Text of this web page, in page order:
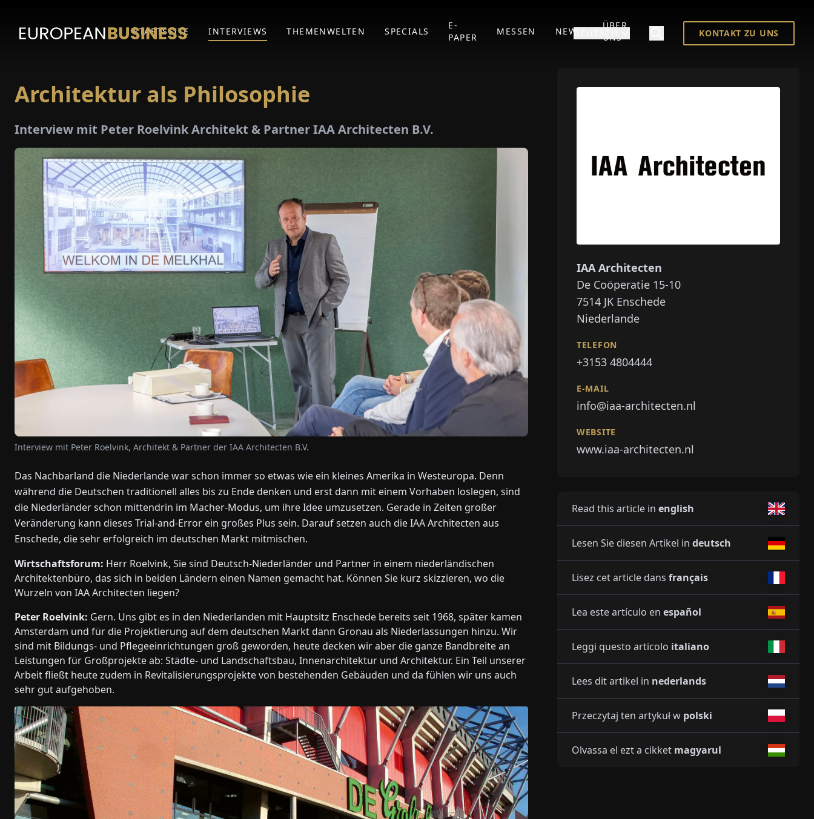
STARTSEITE INTERVIEWS THEMENWELTEN SPECIALS
E-
PAPER
MESSEN NEWS
ÜBER
UNS
KONTAKT ZU UNS
Architektur als Philosophie
Interview mit Peter Roelvink Architekt & Partner IAA Architecten B.V.
Interview mit Peter Roelvink, Architekt & Partner der IAA Architecten B.V.
Das Nachbarland die Niederlande war schon immer so etwas wie ein kleines Amerika in Westeuropa. Denn
während die Deutschen traditionell alles bis zu Ende denken und erst dann mit einem Vorhaben loslegen, sind
die Niederländer schon mittendrin im Macher-Modus, um ihre Idee umzusetzen. Gerade in Zeiten großer
Veränderung kann dieses Trial-and-Error ein großes Plus sein. Darauf setzen auch die IAA Architecten aus
Enschede, die sehr erfolgreich im deutschen Markt mitmischen.
Wirtschaftsforum: Herr Roelvink, Sie sind Deutsch-Niederländer und Partner in einem niederländischen
Architektenbüro, das sich in beiden Ländern einen Namen gemacht hat. Können Sie kurz skizzieren, wo die
Wurzeln von IAA Architecten liegen?
Peter Roelvink: Gern. Uns gibt es in den Niederlanden mit Hauptsitz Enschede bereits seit 1968, später kamen
Amsterdam und für die Projektierung auf dem deutschen Markt dann Gronau als Niederlassungen hinzu. Wir
sind mit Bildungs- und Pflegeeinrichtungen groß geworden, heute decken wir aber die ganze Bandbreite an
Leistungen für Großprojekte ab: Städte- und Landschaftsbau, Innenarchitektur und Architektur. Ein Teil unserer
Arbeit fließt heute zudem in Revitalisierungsprojekte von bestehenden Gebäuden und da fühlen wir uns auch
sehr gut aufgehoben.
IAA Architecten
De Coöperatie 15-10
7514 JK Enschede
Niederlande
TELEFON
+3153 4804444
E-MAIL
info@iaa-architecten.nl
WEBSITE
www.iaa-architecten.nl
Read this article in english
Lesen Sie diesen Artikel in deutsch
Lisez cet article dans français
Lea este artículo en español
Leggi questo articolo italiano
Lees dit artikel in nederlands
Przeczytaj ten artykuł w polski
Olvassa el ezt a cikket magyarul